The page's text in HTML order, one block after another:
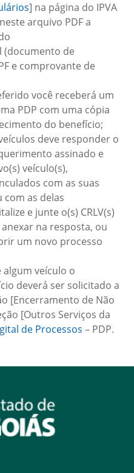
] na página do IPVA
arquivo PDF a
de
e comprovante de
você receberá um
PDP com uma cópia
do benefício;
deve responder o
assinado e
veículo(s),
com as suas
com as delas
e junte o(s) CRLV(s)
na resposta, ou
um novo processo
algum veículo o
deverá ser solicitado a
[Encerramento de Não
[Outros Serviços da
de Processos – PDP.